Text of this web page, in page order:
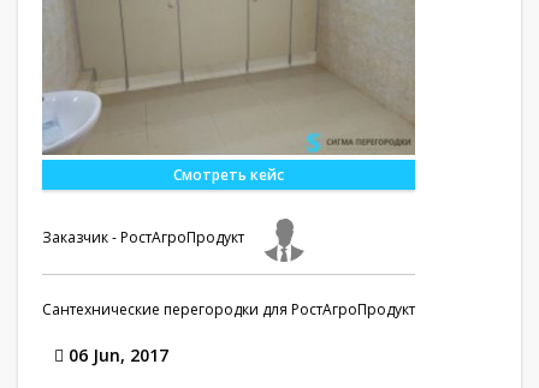
Смотреть кейс
Заказчик - РостАгроПродукт
Сантехнические перегородки для РостАгроПродукт
06 Jun, 2017